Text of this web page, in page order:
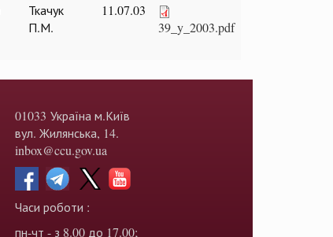
Ткачук
П.М.
11.07.03
39_y_2003.pdf
01033 Україна м.Київ
вул. Жилянська, 14.
inbox@ccu.gov.ua
Часи роботи :
пн-чт - з 8.00 до 17.00;